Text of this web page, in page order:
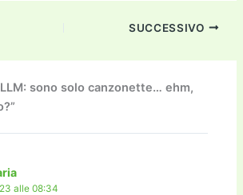
d
o
a
m
p
y
Li
n
k
e
dI
n
n
di
vi
di
SUCCESSIVO
sono solo canzonette… ehm,
alle 08:34